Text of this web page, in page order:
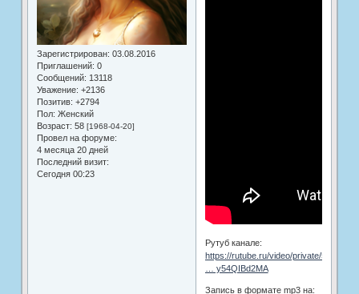
Зарегистрирован: 03.08.2016
Приглашений: 0
Сообщений: 13118
Уважение: +2136
Позитив: +2794
Пол: Женский
Возраст: 58 [1968-04-20]
Провел на форуме:
4 месяца 20 дней
Последний визит:
Сегодня 00:23
Рутуб канале:
https://rutube.ru/video/private/598ea0d
… y54QIBd2MA
Запись в формате mp3 на: